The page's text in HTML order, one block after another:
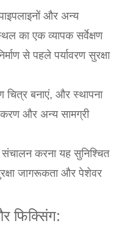
और अन्य
का एक व्यापक सर्वेक्षण
से पहले पर्यावरण सुरक्षा
चित्र बनाएं, और स्थापना
और अन्य सामग्री
संचालन करना यह सुनिश्चित
जागरूकता और पेशेवर
फिक्सिंग: